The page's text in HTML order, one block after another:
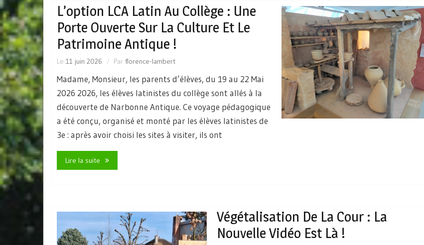
L’option LCA Latin Au Collège : Une
Porte Ouverte Sur La Culture Et Le
Patrimoine Antique !
Le 11 juin 2026 Par florence-lambert
Madame, Monsieur, les parents d’élèves, du 19 au 22 Mai
2026 2026, les élèves latinistes du collège sont allés à la
découverte de Narbonne Antique. Ce voyage pédagogique
a été conçu, organisé et monté par les élèves latinistes de
3e : après avoir choisi les sites à visiter, ils ont
Lire la suite
Végétalisation De La Cour : La
Nouvelle Vidéo Est Là !